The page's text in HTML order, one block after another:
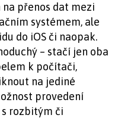
přenos dat mezi
systémem, ale
do iOS či naopak.
– stačí jen oba
k počítači,
na jediné
provedení
rozbitým či